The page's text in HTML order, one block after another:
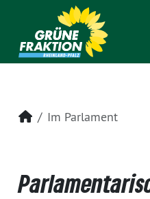
Startseite
Im Parlament